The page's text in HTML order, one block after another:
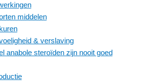
middelen
& verslaving
anabole steroïden zijn nooit goed